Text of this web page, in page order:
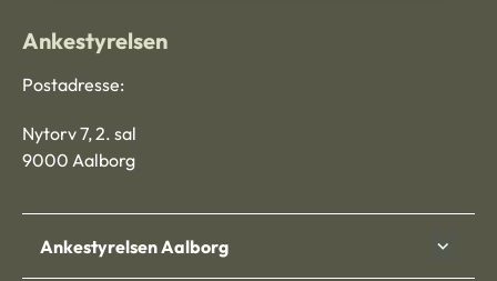
Ankestyrelsen
Postadresse:
Nytorv 7, 2. sal
9000 Aalborg
Ankestyrelsen Aalborg